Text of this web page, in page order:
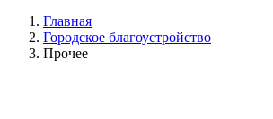
Главная
Городское благоустройство
Прочее